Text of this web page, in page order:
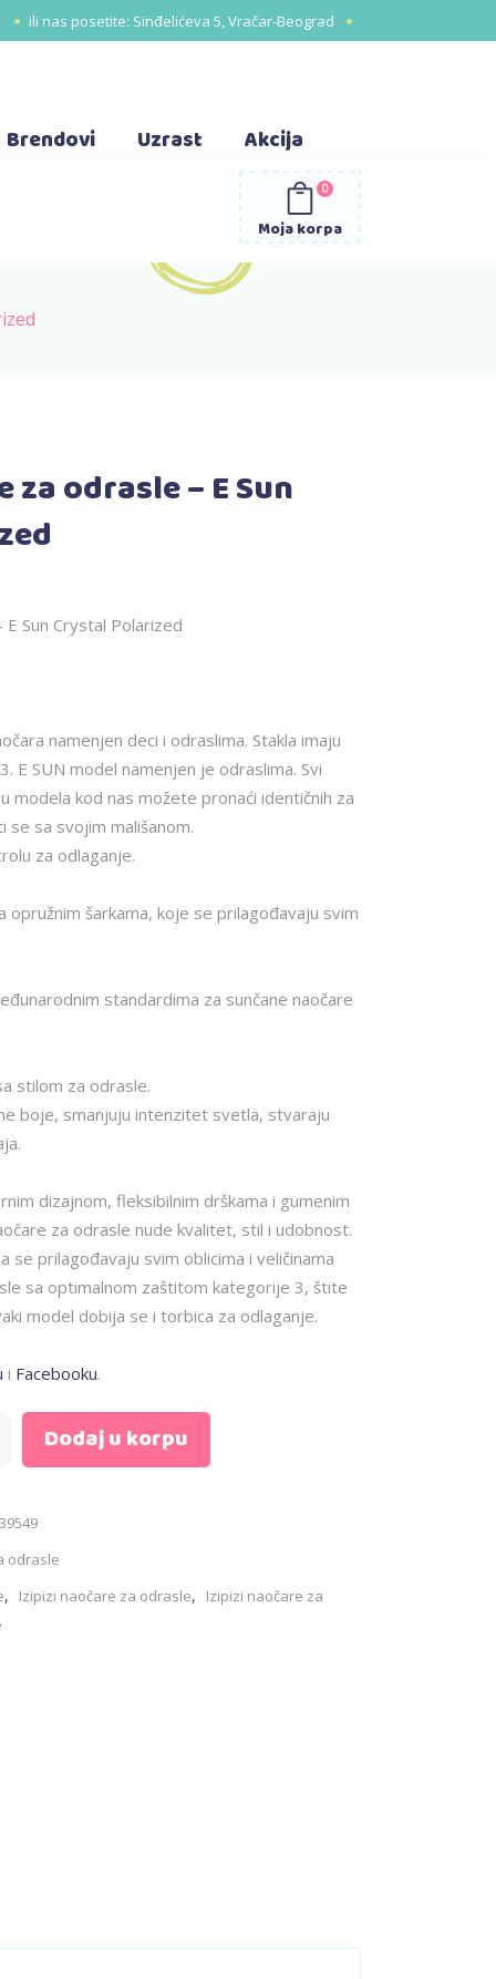
ili nas posetite: Sinđelićeva 5, Vračar-Beograd
Brendovi Uzrast Akcija
Moja korpa
0
za odrasle – E Sun
Sun Crystal Polarized
namenjen deci i odraslima. Stakla imaju
E SUN model namenjen je odraslima. Svi
modela kod nas možete pronaći identičnih za
se sa svojim mališanom.
za odlaganje.
opružnim šarkama, koje se prilagođavaju svim
standardima za sunčane naočare
stilom za odrasle.
boje, smanjuju intenzitet svetla, stvaraju
dizajnom, fleksibilnim drškama i gumenim
za odrasle nude kvalitet, stil i udobnost.
se prilagođavaju svim oblicima i veličinama
sa optimalnom zaštitom kategorije 3, štite
model dobija se i torbica za odlaganje.
i Facebooku.
Dodaj u korpu
odrasle
, Izipizi naočare za odrasle,
Izipizi naočare za